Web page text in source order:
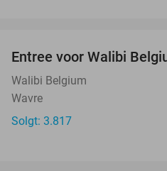
Entree voor Walibi
Walibi Belgium
Wavre
Solgt: 3.817